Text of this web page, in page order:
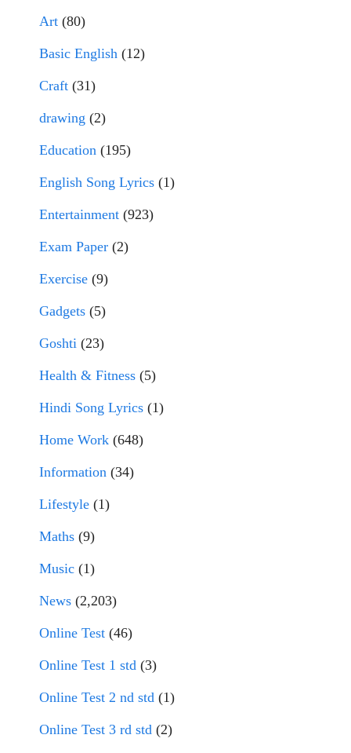
Art (80)
Basic English (12)
Craft (31)
drawing (2)
Education (195)
English Song Lyrics (1)
Entertainment (923)
Exam Paper (2)
Exercise (9)
Gadgets (5)
Goshti (23)
Health & Fitness (5)
Hindi Song Lyrics (1)
Home Work (648)
Information (34)
Lifestyle (1)
Maths (9)
Music (1)
News (2,203)
Online Test (46)
Online Test 1 std (3)
Online Test 2 nd std (1)
Online Test 3 rd std (2)